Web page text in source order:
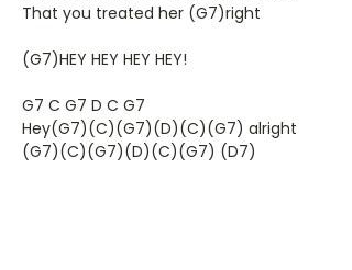
That you treated her (G7)right
(G7)HEY HEY HEY HEY!
G7 C G7 D C G7
Hey(G7)(C)(G7)(D)(C)(G7) alright
(G7)(C)(G7)(D)(C)(G7) (D7)